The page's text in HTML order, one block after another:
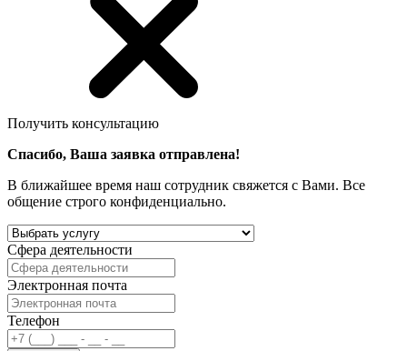
Получить консультацию
Спасибо, Ваша заявка отправлена!
В ближайшее время наш сотрудник свяжется с Вами. Все
общение строго конфиденциально.
Сфера деятельности
Электронная почта
Телефон